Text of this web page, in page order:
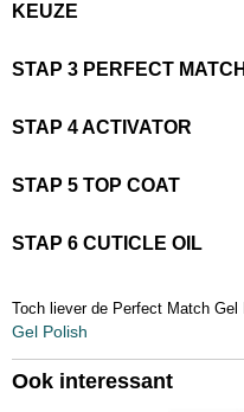
KEUZE
STAP 3 PERFECT
STAP 4 ACTIVATOR
STAP 5 TOP COAT
STAP 6 CUTICLE OIL
Toch liever de Perfect Match Gel
Gel Polish
Ook interessant